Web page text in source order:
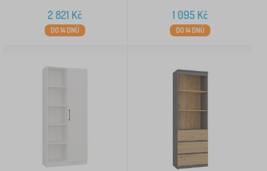
2 821 Kč
DO 14 DNŮ
1 095Kč
DO 14 DNŮ